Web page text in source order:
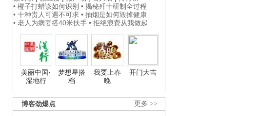
• 橙子打蜡该如何识别 • 揭秘歼十研制全过程
• 十种贵人可遇不可求 • 抽烟是如何毁掉健康
• 老人为病妻搭40米扶手 • 拒绝浪费从我做起
美丽中国·
湿地行
梦想星搭
档
我要上春
晚
开门大吉
更多 >>
博客劲爆点